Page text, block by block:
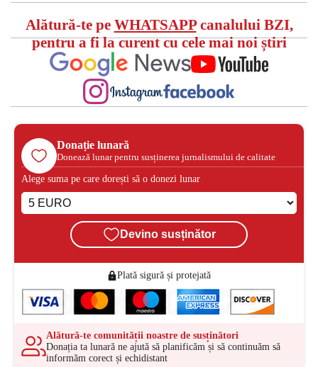
Alătură-te pe WHATSAPPcanalului BZI,
pentru a fi la curent cu cele mai noi știri
Donație lunară
Donează lunar pentru susținerea jurnalismului de calitate
Alege suma pe care dorești să o donezi lunar
Devino susținător
Plată sigură și protejată
Alătură-te comunității noastre de susținători
Donația ta lunară ne ajută să planificăm și să continuăm să
informăm corect și echidistant